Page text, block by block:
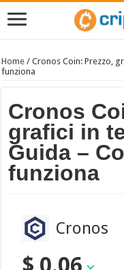
Home /Cronos Coin: Prezzo,
funziona
Cronos
grafici in
Guida –
funziona
Cronos